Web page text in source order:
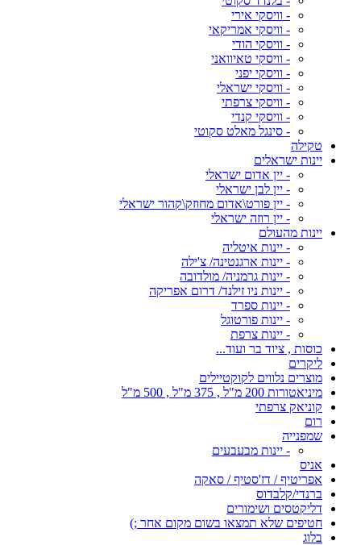
- וויסקי אירי
- וויסקי אמריקאי
- וויסקי הודי
- וויסקי טאיוואני
- וויסקי יפני
- וויסקי ישראלי
- וויסקי צרפתי
- וויסקי קנדי
- סינגל מאלט סקוטי
טקילה
יינות ישראלים
- יין אדום ישראלי
- יין לבן ישראלי
- יין פורט\אדום מחוזק\קהור ישראלי
- יין רוזה ישראלי
יינות מהעולם
- יינות איטליה
- יינות ארגנטינה/ צ'ילה
- יינות גרמניה/ מולדובה
- יינות ניו זילנד/ דרום אפריקה
- יינות ספרד
- יינות פורטוגל
- יינות צרפת
כוסות , ציוד בר ועוד...
ליקרים
מוצרים נלווים לקוקטיילים
מיניאטורות 200 מ"ל , 375 מ"ל , 500 מ"ל
קוניאק צרפתי
רום
שמפנייה
- יינות מבעבעים
אניס
אפריטיף / דז'סטיף / סאקה
ברנדי/קלבדוס
דליקטסים ושימורים
חטיפים שלא תמצאו בשום מקום אחר ;)
בלוג